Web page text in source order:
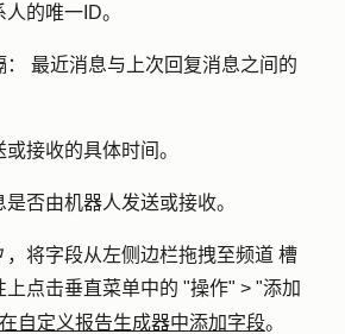
的唯一ID。
： 最近消息与上次回复消息之间 的
接收的具体时间。
是否由机器人发送或接收。
，将字段从左侧边栏拖拽至频道 槽
上点击垂直菜单中的 "操作" > "添加
自定义报告生成器中添加字段。